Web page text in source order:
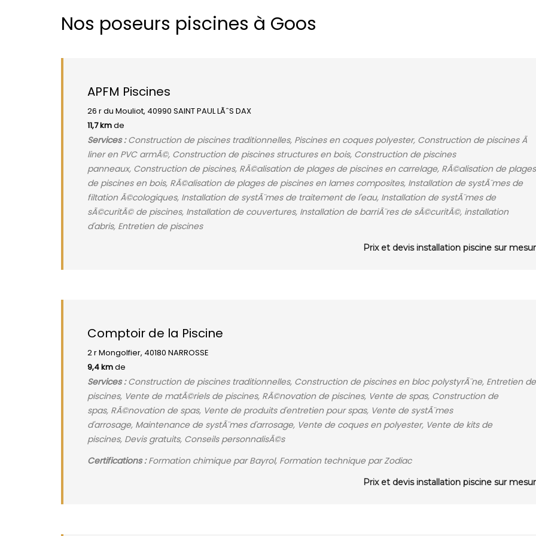
Nos poseurs piscines à Goos
APFM Piscines
26 r du Mouliot, 40990 SAINT PAUL LÃˆS DAX
11,7 kmde
Services :Construction de piscines traditionnelles, Piscines en coques polyester, Construction de piscines Ã
liner en PVC armÃ©, Construction de piscines structures en bois, Construction de piscines
panneaux, Construction de piscines, RÃ©alisation de plages de piscines en carrelage, RÃ©alisation de plages
de piscines en bois, RÃ©alisation de plages de piscines en lames composites, Installation de systÃ¨mes de
filtation Ã©cologiques, Installation de systÃ¨mes de traitement de l'eau, Installation de systÃ¨mes de
sÃ©curitÃ© de piscines, Installation de couvertures, Installation de barriÃ¨res de sÃ©curitÃ©, installation
d'abris, Entretien de piscines
Prix et devis installation piscine sur
Comptoir de la Piscine
2 r Mongolfier, 40180 NARROSSE
9,4 kmde
Services :Construction de piscines traditionnelles, Construction de piscines en bloc polystyrÃ¨ne, Entretien de
piscines, Vente de matÃ©riels de piscines, RÃ©novation de piscines, Vente de spas, Construction de
spas, RÃ©novation de spas, Vente de produits d'entretien pour spas, Vente de systÃ¨mes
d'arrosage, Maintenance de systÃ¨mes d'arrosage, Vente de coques en polyester, Vente de kits de
piscines, Devis gratuits, Conseils personnalisÃ©s
Certifications :Formation chimique par Bayrol, Formation technique par Zodiac
Prix et devis installation piscine sur